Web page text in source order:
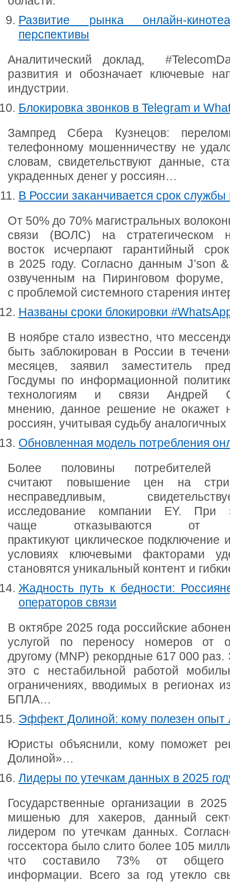
Развитие рынка онлайн-
перспективы
Аналитический доклад,
развития и обозначает ключевые
индустрии.
Блокировка звонков в Telegram и
Зампред Сбера Кузнецов:
телефонному мошенничеству не
словам, свидетельствуют данные,
украденных денег у россиян…
В России заканчивается срок
От 50% до 70% магистральных
связи (ВОЛС) на стратегическом
восток исчерпают гарантийный
в 2025 году. Согласно данным J’son
озвученным на Пиринговом форуме,
с проблемой системного старения
Названы сроки блокировки
В ноябре стало известно, что
быть заблокирован в России в
месяцев, заявил заместитель
Госдумы по информационной
технологиям и связи Андрей
мнению, данное решение не окажет
россиян, учитывая судьбу
Обновленная модель потребления
Более половины
считают повышение цен на
несправедливым,
исследование компании EY. При
чаще отказываются от
практикуют циклическое подключение
условиях ключевыми факторами
становятся уникальный контент и
Жадность путь к бедности:
операторов связи
В октябре 2025 года российские
услугой по переносу номеров от
другому (MNP) рекордные 617 000
это с нестабильной работой
ограничениях, вводимых в регионах
БПЛА…
Эффект Долиной: кому полезен опыт
Юристы объяснили, кому поможет
Долиной»…
Лидеры по утечкам данных в 2025
Государственные организации в
мишенью для хакеров, данный
лидером по утечкам данных.
госсектора было слито более 105
что составило 73% от
информации. Всего за год утекло